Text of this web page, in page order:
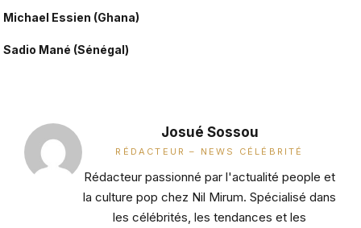
Michael Essien (Ghana)
Sadio Mané (Sénégal)
Josué Sossou
RÉDACTEUR – NEWS CÉLÉBRITÉ
Rédacteur passionné par l'actualité people et
la culture pop chez Nil Mirum. Spécialisé dans
les célébrités, les tendances et les